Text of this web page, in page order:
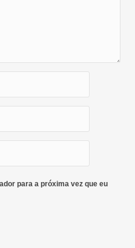
para a próxima vez que eu